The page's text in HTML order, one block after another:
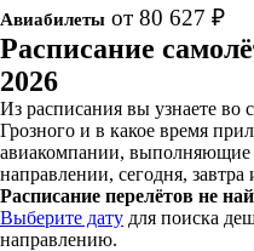
Авиабилеты от 80 627 ₽
Расписание
2026
Из расписания вы узнаете во
Грозного и в какое время
авиакомпании, выполняющие
направлении, сегодня,
Расписание перелётов не
Выберите дату для поиска
направлению.